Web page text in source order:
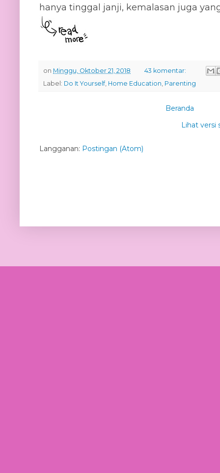
hanya tinggal janji, kemalasan juga
on Minggu, Oktober 21, 2018
43 komentar:
Label: Do It Yourself, Home Education, Parenting
Beranda
Lihat versi
Langganan: Postingan (Atom)